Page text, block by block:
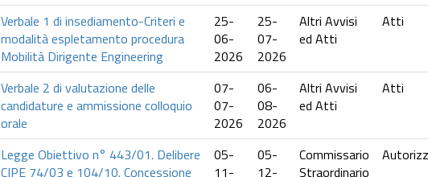
Verbale 1 di insediamento-Criteri e
modalità espletamento procedura
Mobilità Dirigente Engineering
25-
06-
2026
25-
07-
2026
Altri Avvisi
ed Atti
Atti
Verbale 2 di valutazione delle
candidature e ammissione colloquio
orale
07-
07-
2026
06-
08-
2026
Altri Avvisi
ed Atti
Atti
Legge Obiettivo n° 443/01. Delibere
CIPE 74/03 e 104/10. Concessione
05-
11-
05-
12-
Commissario
Straordinario